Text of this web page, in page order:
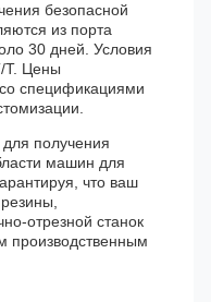
безопасной
из порта
30 дней. Условия
T. Цены
спецификациями
получения
машин для
что ваш
отрезной станок
производственным